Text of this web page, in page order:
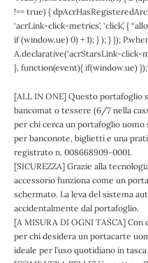
!== true) {
‘acrLink-click-metrics’, ‘click’, {
if (window.ue) 0) + 1); } ); } });
A.declarative(‘acrStarsLink-click-
}, function(event){ if(window.ue)
[ALL IN ONE] Questo portafoglio
bancomat o tessere (6/7 nella
per chi cerca un portafoglio
per banconote, biglietti e una
registrato n. 008668909-0001.
[SICUREZZA] Grazie alla
accessorio funziona come un
schermato. La leva del sistema
accidentalmente dal portafoglio.
[A MISURA DI OGNI TASCA]
per chi desidera un portacarte
ideale per l’uso quotidiano in